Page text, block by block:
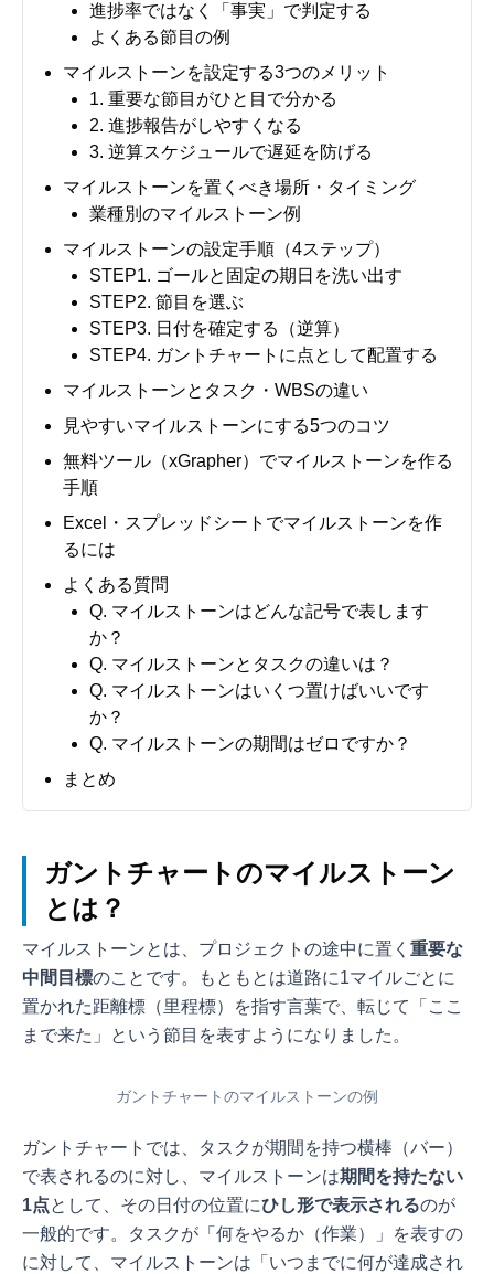
進捗率ではなく「事実」で判定する
よくある節目の例
マイルストーンを設定する3つのメリット
1. 重要な節目がひと目で分かる
2. 進捗報告がしやすくなる
3. 逆算スケジュールで遅延を防げる
マイルストーンを置くべき場所・タイミング
業種別のマイルストーン例
マイルストーンの設定手順（4ステップ）
STEP1. ゴールと固定の期日を洗い出す
STEP2. 節目を選ぶ
STEP3. 日付を確定する（逆算）
STEP4. ガントチャートに点として配置する
マイルストーンとタスク・WBSの違い
見やすいマイルストーンにする5つのコツ
無料ツール（xGrapher）でマイルストーンを作る
手順
Excel・スプレッドシートでマイルストーンを作
るには
よくある質問
Q. マイルストーンはどんな記号で表します
か？
Q. マイルストーンとタスクの違いは？
Q. マイルストーンはいくつ置けばいいです
か？
Q. マイルストーンの期間はゼロですか？
まとめ
ガントチャートのマイルストーン
とは？
マイルストーンとは、プロジェクトの途中に置く 重要な
中間目標のことです。もともとは道路に1マイルごとに
置かれた距離標（里程標）を指す言葉で、転じて「ここ
まで来た」という節目を表すようになりました。
ガントチャートのマイルストーンの例
ガントチャートでは、タスクが期間を持つ横棒（バー）
で表されるのに対し、マイルストーンは期間を持たない
1点として、その日付の位置にひし形で表示されるのが
一般的です。タスクが「何をやるか（作業）」を表すの
に対して、マイルストーンは「いつまでに何が達成され